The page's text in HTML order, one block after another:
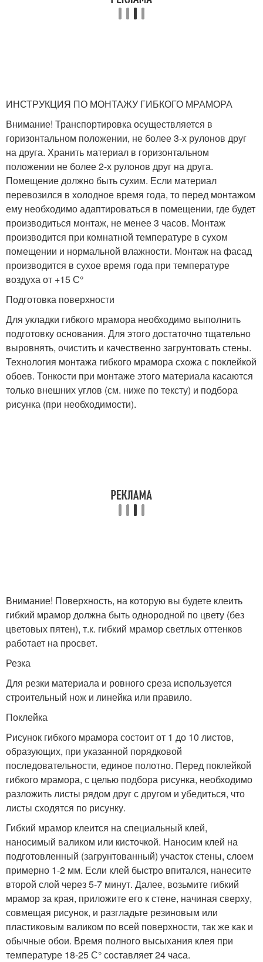
ИНСТРУКЦИЯ ПО МОНТАЖУ ГИБКОГО МРАМОРА
Внимание! Транспортировка осуществляется в
горизонтальном положении, не более 3-х рулонов друг
на друга. Хранить материал в горизонтальном
положении не более 2-х рулонов друг на друга.
Помещение должно быть сухим. Если материал
перевозился в холодное время года, то перед монтажом
ему необходимо адаптироваться в помещении, где будет
производиться монтаж, не менее 3 часов. Монтаж
производится при комнатной температуре в сухом
помещении и нормальной влажности. Монтаж на фасад
производится в сухое время года при температуре
воздуха от +15 С°
Подготовка поверхности
Для укладки гибкого мрамора необходимо выполнить
подготовку основания. Для этого достаточно тщательно
выровнять, очистить и качественно загрунтовать стены.
Технология монтажа гибкого мрамора схожа с поклейкой
обоев. Тонкости при монтаже этого материала касаются
только внешних углов (см. ниже по тексту) и подбора
рисунка (при необходимости).
Внимание! Поверхность, на которую вы будете клеить
гибкий мрамор должна быть однородной по цвету (без
цветовых пятен), т.к. гибкий мрамор светлых оттенков
работает на просвет.
Резка
Для резки материала и ровного среза используется
строительный нож и линейка или правило.
Поклейка
Рисунок гибкого мрамора состоит от 1 до 10 листов,
образующих, при указанной порядковой
последовательности, единое полотно. Перед поклейкой
гибкого мрамора, с целью подбора рисунка, необходимо
разложить листы рядом друг с другом и убедиться, что
листы сходятся по рисунку.
Гибкий мрамор клеится на специальный клей,
наносимый валиком или кисточкой. Наносим клей на
подготовленный (загрунтованный) участок стены, слоем
примерно 1-2 мм. Если клей быстро впитался, нанесите
второй слой через 5-7 минут. Далее, возьмите гибкий
мрамор за края, приложите его к стене, начиная сверху,
совмещая рисунок, и разгладьте резиновым или
пластиковым валиком по всей поверхности, так же как и
обычные обои. Время полного высыхания клея при
температуре 18-25 С° составляет 24 часа.